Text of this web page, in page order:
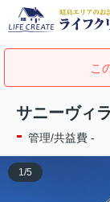
こ
サニーヴィ
- 管理/共益費 -
1/5